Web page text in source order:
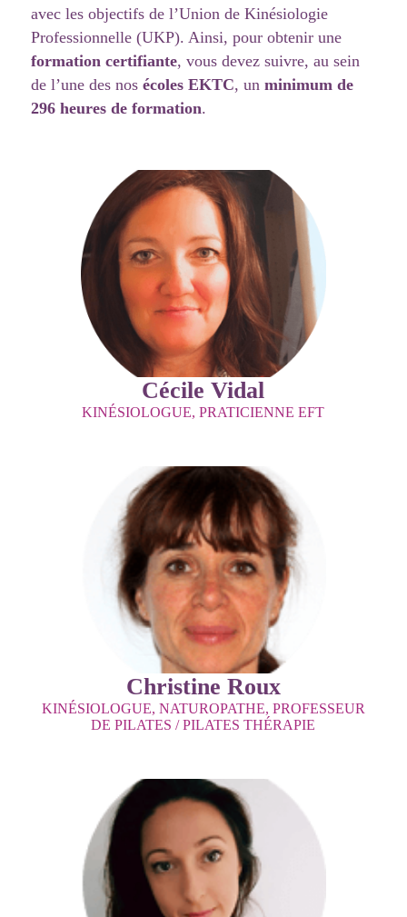
avec les objectifs de l’Union de Kinésiologie
Professionnelle (UKP). Ainsi, pour obtenir une
formation certifiante, vous devez suivre, au sein
de l’une des nos écoles EKTC, un minimum de
296 heures de formation.
Cécile Vidal
KINÉSIOLOGUE, PRATICIENNE EFT
Christine Roux
KINÉSIOLOGUE, NATUROPATHE, PROFESSEUR
DE PILATES / PILATES THÉRAPIE